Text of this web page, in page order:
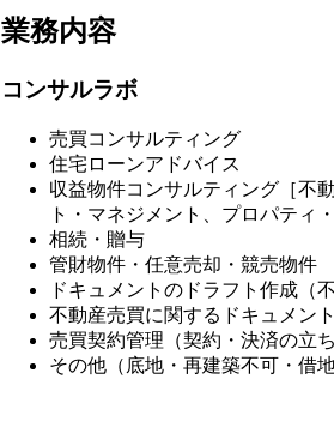
業務内容
コンサルラボ
売買コンサルティング
住宅ローンアドバイス
収益物件コンサルティング［不
ト・マネジメント、プロパティ
相続・贈与
管財物件・任意売却・競売物件
ドキュメントのドラフト作成（
不動産売買に関するドキュメン
売買契約管理（契約・決済の立ち
その他（底地・再建築不可・借